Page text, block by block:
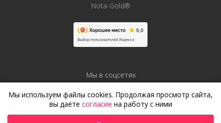
Nota-Gold®
Мы в соцсетях
Мы используем файлы cookies. Продолжая просмотр сайта,
вы даёте согласие на работу с ними